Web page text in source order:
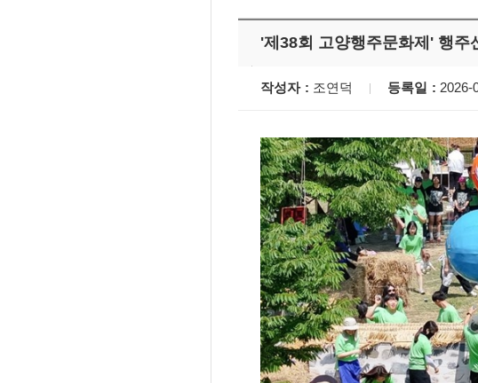
'제38회 고양행주문화제' 행주
작성자 조연덕 등록일 2026-
'멈춘 고양, 다시 뛰게!' 민경선 고양
시장 취임
민선8기 마무리 한 이동환 고양시
이임식